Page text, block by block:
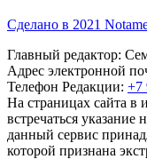
Сделано в 2021
Главный редактор:
Адрес электронной
Телефон Редакции: +7
На страницах сайта
встречаться
данный сервис
которой признана